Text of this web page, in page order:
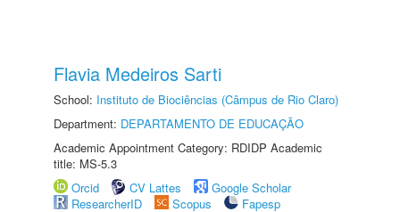
Flavia Medeiros Sarti
School: Instituto de Biociências (Câmpus de Rio Claro)
Department: DEPARTAMENTO DE EDUCAÇÃO
Academic Appointment Category: RDIDP Academic
title: MS-5.3
Orcid
CV Lattes
Google Scholar
ResearcherID
Scopus
Fapesp